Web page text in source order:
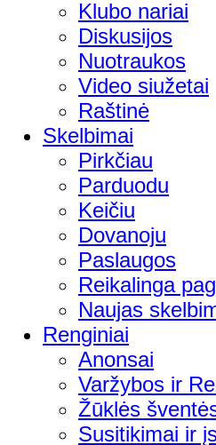
Klubo nariai
Diskusijos
Nuotraukos
Video siužetai
Raštinė
Skelbimai
Pirkčiau
Parduodu
Keičiu
Dovanoju
Paslaugos
Reikalinga
Naujas
Renginiai
Anonsai
Varžybos ir
Žūklės
Susitikimai ir